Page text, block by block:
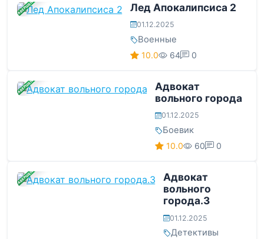
ЗАВЕРШЕНА Лед Апокалипсиса 2
01.12.2025
Военные
10.0 64 0
ЗАВЕРШЕНА
Адвокат
вольного города
01.12.2025
Боевик
10.0 60 0
ЗАВЕРШЕНА
Адвокат
вольного
города.3
01.12.2025
Детективы